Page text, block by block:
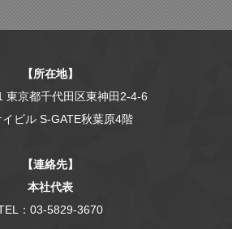
【所在地】
東京都千代田区東神田2-4-6
ビル S-GATE秋葉原4階
【連絡先】
本社代表
：03-5829-3670